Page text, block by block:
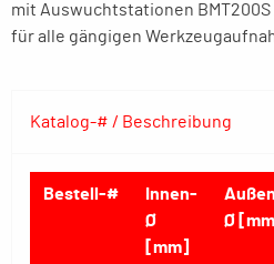
mit Auswuchtstationen BMT200S
für alle gängigen
Katalog-# / Beschreibung
Bestell-#
Innen-
Ø
[mm]
Ø [mm]